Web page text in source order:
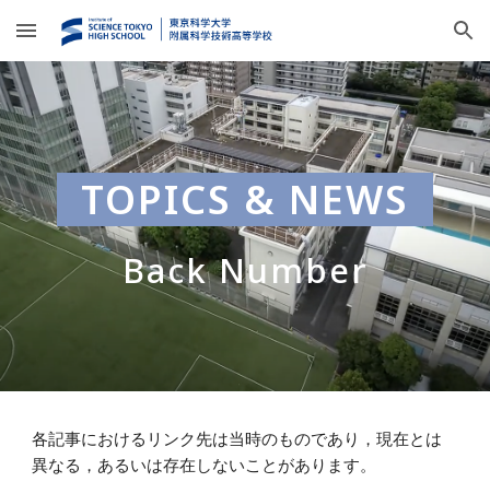
Skip to main content Skip to navigation
TOPICS & NEWS
Back Number
各記事におけるリンク先は当時のものであり，現在とは
異なる，あるいは存在しないことがあります。